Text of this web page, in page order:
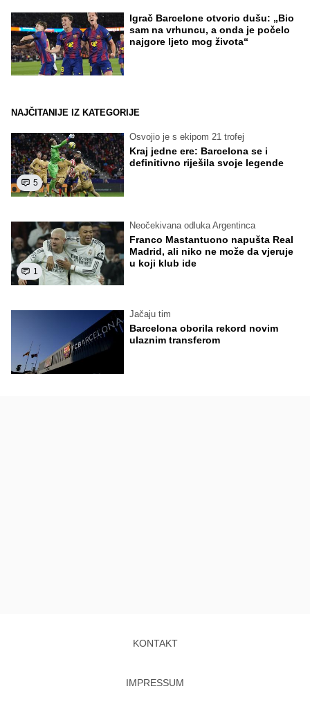
Igrač Barcelone otvorio dušu: „Bio
sam na vrhuncu, a onda je počelo
najgore ljeto mog života“
NAJČITANIJE IZ KATEGORIJE
5
Osvojio je s ekipom 21 trofej
Kraj jedne ere: Barcelona se i
definitivno riješila svoje legende
1
Neočekivana odluka Argentinca
Franco Mastantuono napušta Real
Madrid, ali niko ne može da vjeruje
u koji klub ide
Jačaju tim
Barcelona oborila rekord novim
ulaznim transferom
KONTAKT
IMPRESSUM